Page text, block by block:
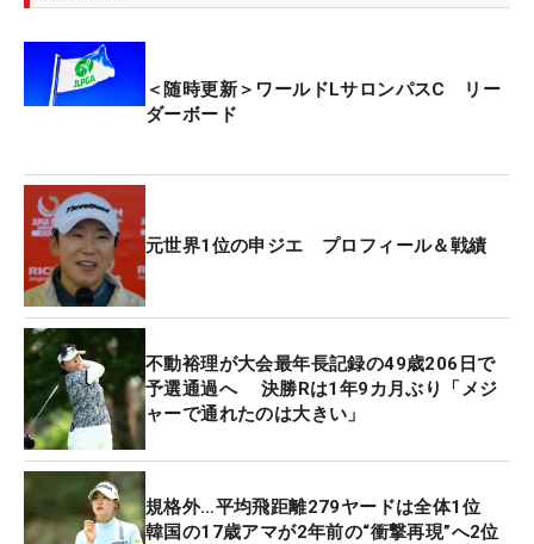
＜随時更新＞ワールドLサロンパスC リー
ダーボード
元世界1位の申ジエ プロフィール＆戦績
不動裕理が大会最年長記録の49歳206日で
予選通過へ 決勝Rは1年9カ月ぶり「メジ
ャーで通れたのは大きい」
規格外…平均飛距離279ヤードは全体1位
韓国の17歳アマが2年前の“衝撃再現”へ2位